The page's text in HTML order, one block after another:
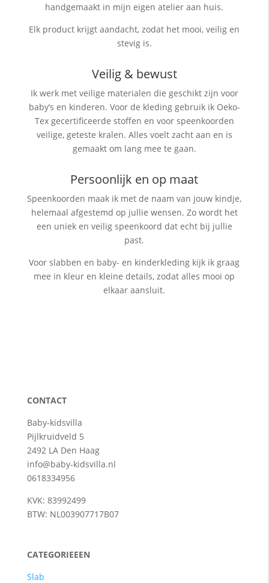
handgemaakt in mijn eigen atelier aan huis.
Elk product krijgt aandacht, zodat het mooi, veilig en
stevig is.
Veilig & bewust
Ik werk met veilige materialen die geschikt zijn voor
baby’s en kinderen. Voor de kleding gebruik ik Oeko-
Tex gecertificeerde stoffen en voor speenkoorden
veilige, geteste kralen. Alles voelt zacht aan en is
gemaakt om lang mee te gaan.
Persoonlijk en op maat
Speenkoorden maak ik met de naam van jouw kindje,
helemaal afgestemd op jullie wensen. Zo wordt het
een uniek en veilig speenkoord dat echt bij jullie
past.
Voor slabben en baby- en kinderkleding kijk ik graag
mee in kleur en kleine details, zodat alles mooi op
elkaar aansluit.
CONTACT
Baby-kidsvilla
Pijlkruidveld 5
2492 LA Den Haag
info@baby-kidsvilla.nl
0618334956
KVK: 83992499
BTW: NL003907717B07
CATEGORIEEEN
Slab